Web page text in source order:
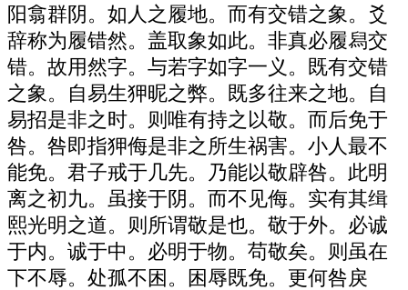
阳翕群阴。如人之履地。而有交错之象。爻
辞称为履错然。盖取象如此。非真必履舄交
错。故用然字。与若字如字一义。既有交错
之象。自易生狎昵之弊。既多往来之地。自
易招是非之时。则唯有持之以敬。而后免于
咎。咎即指狎侮是非之所生祸害。小人最不
能免。君子戒于几先。乃能以敬辟咎。此明
离之初九。虽接于阴。而不见侮。实有其缉
熙光明之道。则所谓敬是也。敬于外。必诚
于内。诚于中。必明于物。苟敬矣。则虽在
下不辱。处孤不困。困辱既免。更何咎戾